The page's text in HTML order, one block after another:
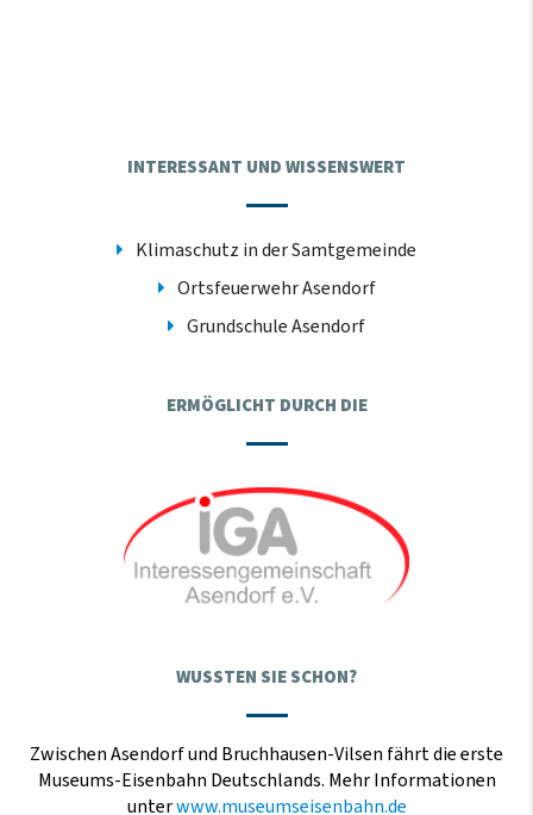
INTERESSANT UND WISSENSWERT
Klimaschutz in der Samtgemeinde
Ortsfeuerwehr Asendorf
Grundschule Asendorf
ERMÖGLICHT DURCH DIE
WUSSTEN SIE SCHON?
Zwischen Asendorf und Bruchhausen-Vilsen fährt die erste
Museums-Eisenbahn Deutschlands. Mehr Informationen
unterwww.museumseisenbahn.de